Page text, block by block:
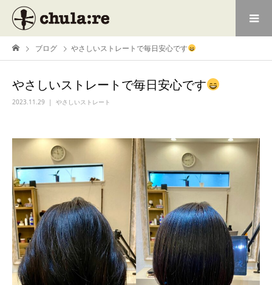
ブログ やさしいストレートで毎日安心です
やさしいストレートで毎日安心です
2023.11.29 やさしいストレート